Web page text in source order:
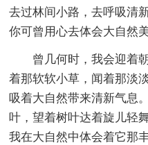
去过林间小路，去呼吸清
你可曾用心去体会大自然
曾几何时，我会迎着
着那软软小草，闻着那淡
吸着大自然带来清新气息
叶，望着树叶达着旋儿轻
我在大自然中体会着它那